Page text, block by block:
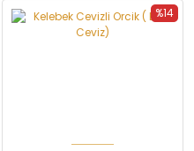
%14